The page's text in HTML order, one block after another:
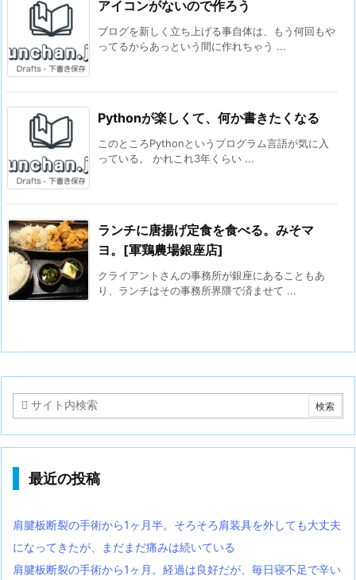
アイコンがないので作ろう
ブログを新しく立ち上げる事自体は、もう何回もや
ってるからあっという間に作れちゃう ...
Pythonが楽しくて、何か書きたくなる
このところPythonというプログラム言語が気に入
っている。 かれこれ3年くらい ...
ランチに唐揚げ定食を食べる。みそマ
ヨ。[軍鶏農場銀座店]
クライアントさんの事務所が銀座にあることもあ
り、ランチはその事務所界隈で済ませて ...
最近の投稿
肩腱板断裂の手術から1ヶ月半。そろそろ肩装具を外しても大丈夫
になってきたが、まだまだ痛みは続いている
肩腱板断裂の手術から1ヶ月。経過は良好だが、毎日寝不足で辛い